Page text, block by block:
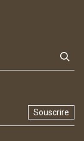
Souscrire